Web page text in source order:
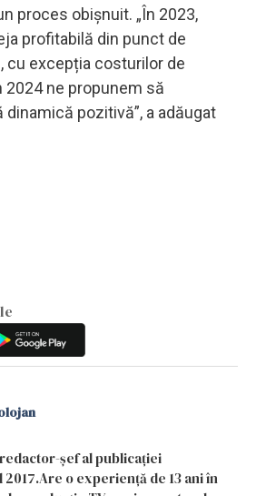
proces obișnuit. „În 2023,
profitabilă din punct de
cu excepția costurilor de
2024 ne propunem să
pozitivă”, a adăugat
șef al publicației
o experiență de 13 ani în